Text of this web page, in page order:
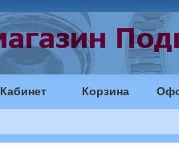
Кабинет Корзина